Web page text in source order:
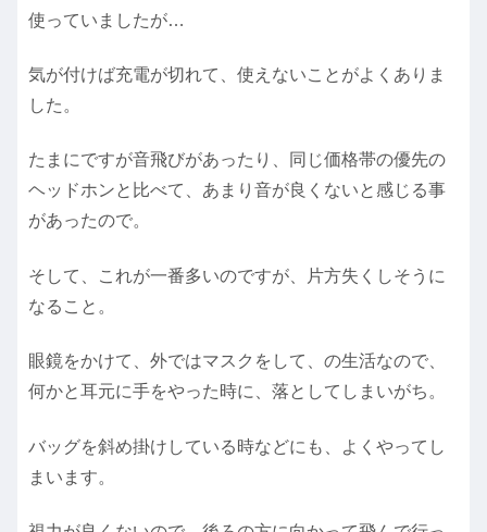
使っていましたが…
気が付けば充電が切れて、使えないことがよくありま
した。
たまにですが音飛びがあったり、同じ価格帯の優先の
ヘッドホンと比べて、あまり音が良くないと感じる事
があったので。
そして、これが一番多いのですが、片方失くしそうに
なること。
眼鏡をかけて、外ではマスクをして、の生活なので、
何かと耳元に手をやった時に、落としてしまいがち。
バッグを斜め掛けしている時などにも、よくやってし
まいます。